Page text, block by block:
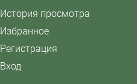
История просмотра
Избранное
Регистрация
Вход